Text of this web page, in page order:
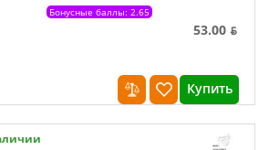
Бонусные баллы: 2.65
53.00 ƃ
Купить